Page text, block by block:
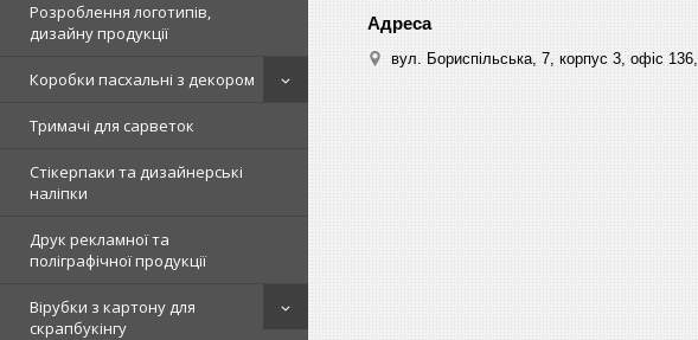
Розроблення логотипів,
дизайну продукції
Коробки пасхальні з декором
Тримачі для сарветок
Стікерпаки та дизайнерські
наліпки
Друк рекламної та
поліграфічної продукції
Вірубки з картону для
скрапбукінгу
вул. Бориспільська, 7, корпус 3, офіс